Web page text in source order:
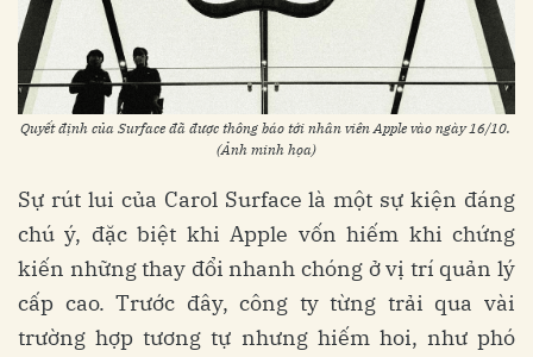
Quyết định của Surface đã được thông báo tới nhân viên Apple vào ngày 16/10.
(Ảnh minh họa)
Sự rút lui của Carol Surface là một sự kiện đáng
chú ý, đặc biệt khi Apple vốn hiếm khi chứng
kiến những thay đổi nhanh chóng ở vị trí quản lý
cấp cao. Trước đây, công ty từng trải qua vài
trường hợp tương tự nhưng hiếm hoi, như phó